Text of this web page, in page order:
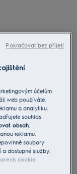
vyprazdňuje
údržbu.
podle
příručce.
účelům
web používáte,
a analytiku.
souhlas
obsah,
reklamu.
soubory
dostupné služby.
cookie
Pokračovat bez přijetí